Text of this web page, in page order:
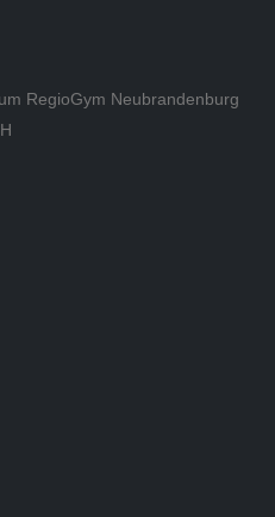
RegioGym Neubrandenburg